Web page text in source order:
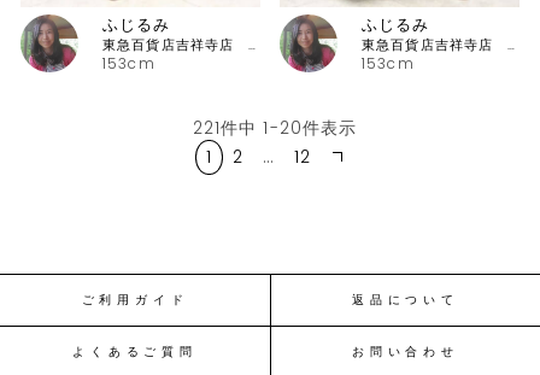
153cm
ふじるみ
東急百貨店吉祥寺店 ピッコーネ
153cm
ふじるみ
東急百貨店吉祥寺店 ピッコーネ
221件中 1-20件表示
1
2 … 12
ご利用ガイド 返品について
よくあるご質問 お問い合わせ